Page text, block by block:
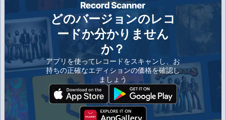
どのバージョンのレコ
ードか分かりません
か？
アプリを使ってレコードをスキャンし、お
持ちの正確なエディションの価格を確認し
ましょう